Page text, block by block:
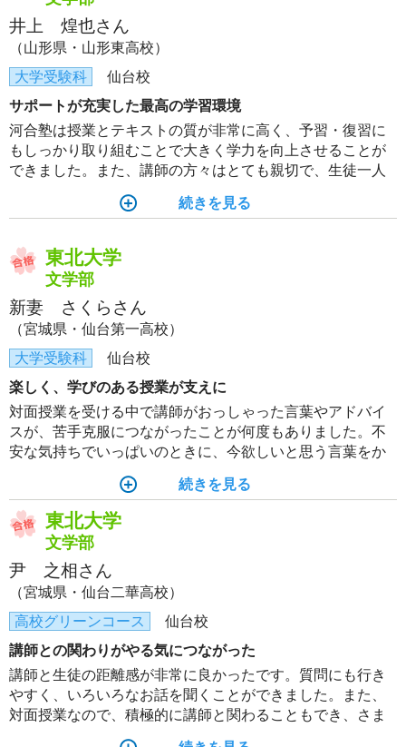
井上 煌也さん
（山形県・山形東高校）
大学受験科
仙台校
サポートが充実した最高の学習環境
河合塾は授業とテキストの質が非常に高く、予習・復習に
もしっかり取り組むことで大きく学力を向上させることが
できました。また、講師の方々はとても親切で、生徒一人
にサポートしてくださいました。
続きを見る
東北大学
文学部
新妻 さくらさん
（宮城県・仙台第一高校）
大学受験科
仙台校
楽しく、学びのある授業が支えに
対面授業を受ける中で講師がおっしゃった言葉やアドバイ
スが、苦手克服につながったことが何度もありました。不
安な気持ちでいっぱいのときに、今欲しいと思う言葉をか
感謝しています。
続きを見る
東北大学
文学部
尹 之相さん
（宮城県・仙台二華高校）
高校グリーンコース
仙台校
講師との関わりがやる気につながった
講師と生徒の距離感が非常に良かったです。質問にも行き
やすく、いろいろなお話を聞くことができました。また、
対面授業なので、積極的に講師と関わることもでき、さま